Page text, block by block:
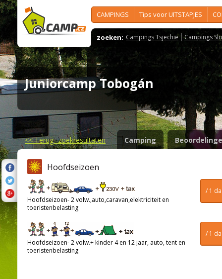
CAMPINGS Tips voor UITSTAPJES
zoeken: Campings Tsjechië Campings
Juniorcamp Tobogán
<<Terug- zoekresultaten Camping
Hoofdseizoen
/ 1
Hoofdseizoen- 2 volw.,auto,caravan,elektriciteit en
toeristenbelasting
/ 1
Hoofdseizoen- 2 volw.+ kinder 4 en 12 jaar, auto, tent en
toeristenbelasting